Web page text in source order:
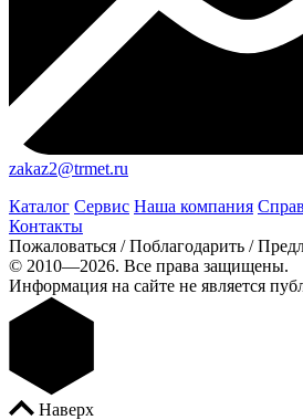
zakaz2@trmet.ru
Каталог Сервис Наша компания
Контакты
Пожаловаться / Поблагодарить /
© 2010—2026. Все права защищены.
Информация на сайте не является
Наверх